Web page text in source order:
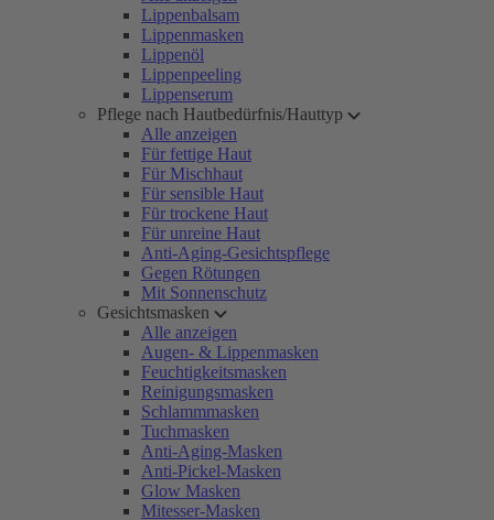
Lippenbalsam
Lippenmasken
Lippenöl
Lippenpeeling
Lippenserum
Pflege nach Hautbedürfnis/Hauttyp
Alle anzeigen
Für fettige Haut
Für Mischhaut
Für sensible Haut
Für trockene Haut
Für unreine Haut
Anti-Aging-Gesichtspflege
Gegen Rötungen
Mit Sonnenschutz
Gesichtsmasken
Alle anzeigen
Augen- & Lippenmasken
Feuchtigkeitsmasken
Reinigungsmasken
Schlammmasken
Tuchmasken
Anti-Aging-Masken
Anti-Pickel-Masken
Glow Masken
Mitesser-Masken